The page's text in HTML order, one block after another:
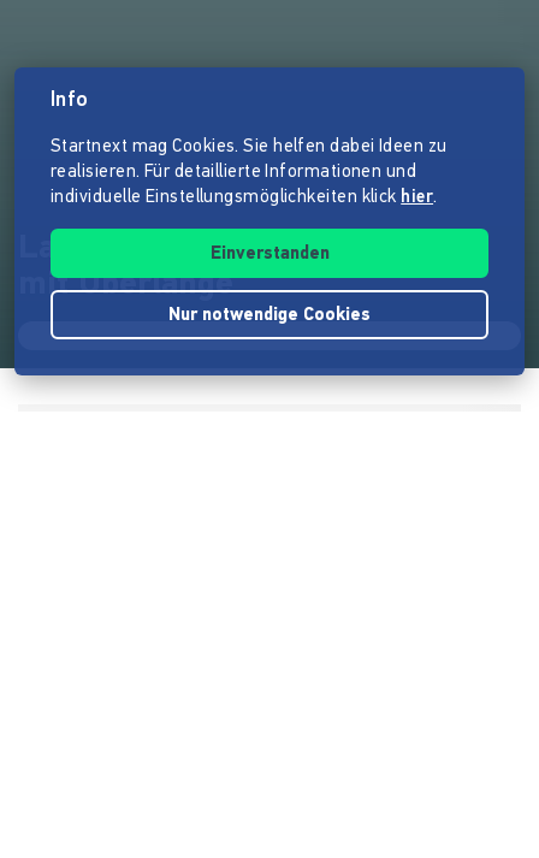
Langer Hans - Slim fit T-Shirts
mit Überlänge
Info
Startnext mag Cookies. Sie helfen dabei Ideen zu
realisieren. Für detaillierte Informationen und
individuelle Einstellungsmöglichkeiten klick hier.
Einverstanden
Nur notwendige Cookies